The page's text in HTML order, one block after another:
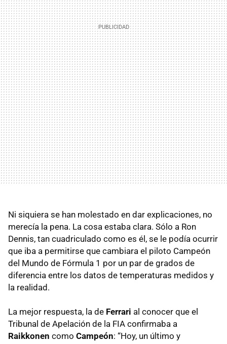
Ni siquiera se han molestado en dar explicaciones, no
merecía la pena. La cosa estaba clara. Sólo a Ron
Dennis, tan cuadriculado como es él, se le podía ocurrir
que iba a permitirse que cambiara el piloto Campeón
del Mundo de Fórmula 1 por un par de grados de
diferencia entre los datos de temperaturas medidos y
la realidad.
La mejor respuesta, la de Ferrari al conocer que el
Tribunal de Apelación de la FIA confirmaba a
Raikkonen como Campeón: “Hoy, un último y